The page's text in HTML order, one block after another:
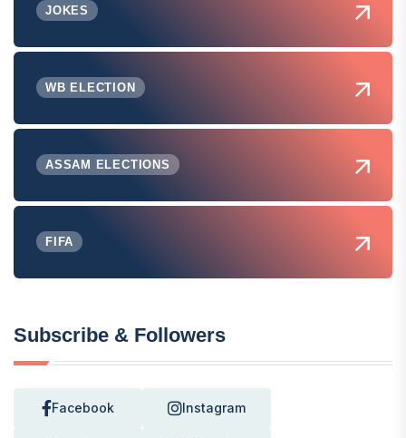
JOKES
WB ELECTION
ASSAM ELECTIONS
FIFA
Subscribe & Followers
Facebook Instagram